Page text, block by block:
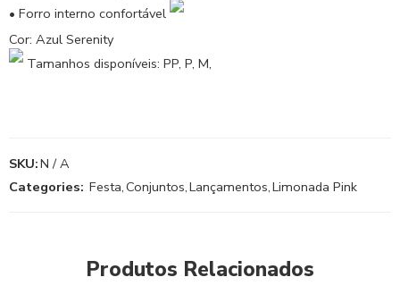
• Forro interno confortável
Cor: Azul Serenity
Tamanhos disponíveis: PP, P, M,
SKU:N / A
Categories: Festa,Conjuntos,Lançamentos,Limonada Pink
Produtos Relacionados